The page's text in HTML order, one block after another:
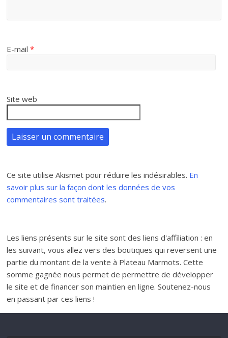
E-mail*
Site web
Ce site utilise Akismet pour réduire les indésirables. En
savoir plus sur la façon dont les données de vos
commentaires sont traitées.
Les liens présents sur le site sont des liens d'affiliation : en
les suivant, vous allez vers des boutiques qui reversent une
partie du montant de la vente à Plateau Marmots. Cette
somme gagnée nous permet de permettre de développer
le site et de financer son maintien en ligne. Soutenez-nous
en passant par ces liens !